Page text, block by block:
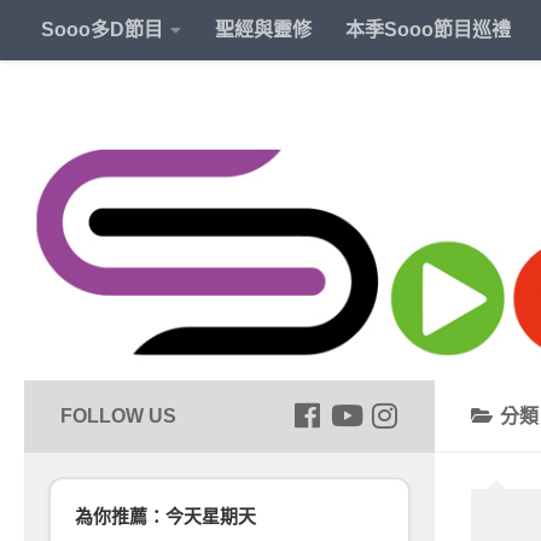
Sooo多D節目 聖經與靈修 本季Sooo節目巡禮
分
為你推薦：今天星期天